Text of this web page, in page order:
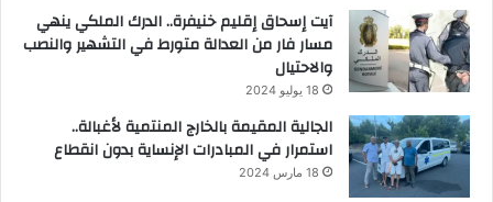
آيت إسحاق إقليم خنيفرة.. الدرك الملكي ينهي
مسار فار من العدالة متورط في التشهير والنصب
والاحتيال
18 يوليو 2024
الجالية المقيمة بالخارج المنتمية لأغبالة..
استمرار في المبادرات الإنساية بدون انقطاع
18 مارس 2024